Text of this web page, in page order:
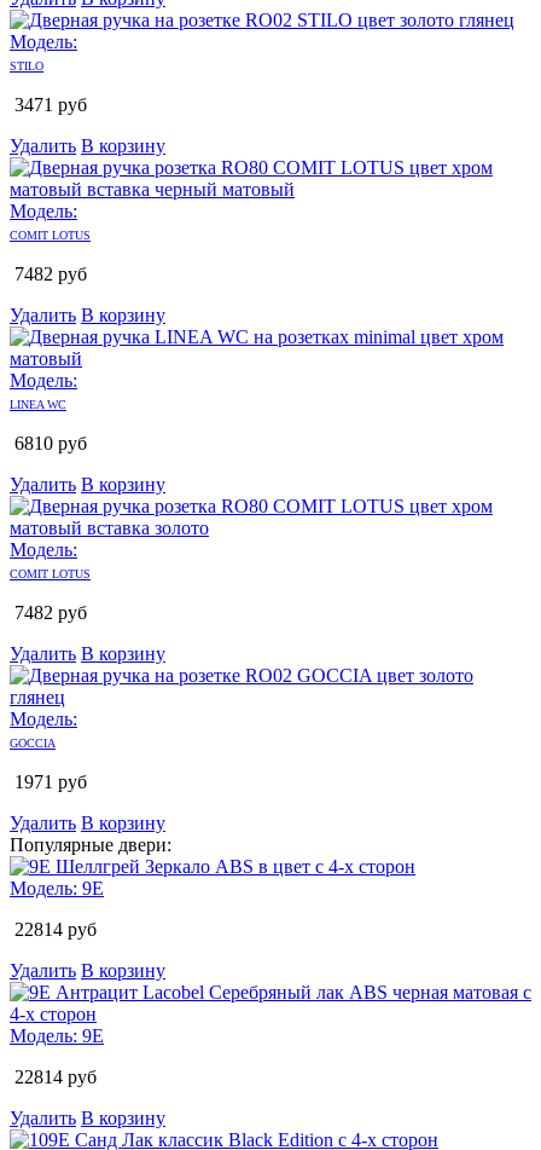
Модель:
STILO
3471 руб
Удалить В корзину
Модель:
COMIT LOTUS
7482 руб
Удалить В корзину
Модель:
LINEA WC
6810 руб
Удалить В корзину
Модель:
COMIT LOTUS
7482 руб
Удалить В корзину
Модель:
GOCCIA
1971 руб
Удалить В корзину
Популярные двери:
Модель: 9E
22814 руб
Удалить В корзину
Модель: 9E
22814 руб
Удалить В корзину